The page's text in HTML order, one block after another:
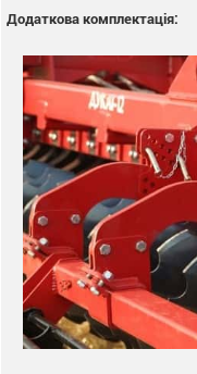
Додаткова комплектація: